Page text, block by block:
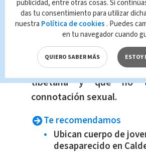
Sin embargo, los
han tratado de
controversia,
trata de un gesto común
tibetana y que no
connotación sexual.
Te recomendamos
Ubican cuerpo de
desaparecido en
publicidad, entre otras cosas. Si
das tu consentimiento para utilizar
nuestra Política de cookies . Puedes
en tu navegador cuando
QUIERO SABER MÁS ESTOY